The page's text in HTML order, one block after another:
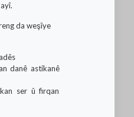
da weşîye
danê astikanê
ser û firqan